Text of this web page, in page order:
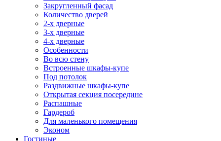
Закругленный фасад
Количество дверей
2-х дверные
3-х дверные
4-х дверные
Особенности
Во всю стену
Встроенные шкафы-купе
Под потолок
Раздвижные шкафы-купе
Открытая секция посередине
Распашные
Гардероб
Для маленького помещения
Эконом
Гостиные